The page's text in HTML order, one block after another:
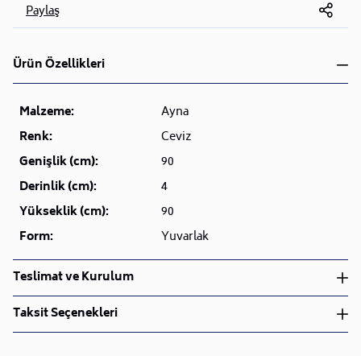
Paylaş
Ürün Özellikleri
Malzeme:
Ayna
Renk:
Ceviz
Genişlik (cm):
90
Derinlik (cm):
4
Yükseklik (cm):
90
Form:
Yuvarlak
Teslimat ve Kurulum
Teslimat ve Kurulum
• Siparişlerinizi aldıktan sonra en kısa sürede işleme
Taksit Seçenekleri